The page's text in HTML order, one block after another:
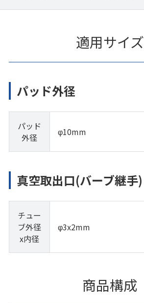
適用サイズ
パッド外径
パッド
外径
φ10mm
真空取出口(バーブ継手)
チュー
ブ外径
x内径
φ3x2mm
商品構成